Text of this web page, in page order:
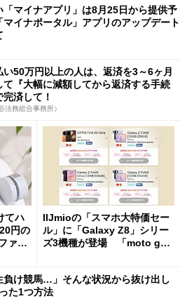
「マイナアプリ」は8月25日から提供予
イナポータル」アプリのアップデート
い50万円以上の人は、返済を3～6ヶ月
て『大幅に減額してから返済する手続
完済して！
法務総合事務所）
てハ
円の
ァ
IIJmioの「スマホ大特価セー
ル」に「Galaxy Z8」シリー
ズ3機種が登場 「moto g37
負け競馬…」そんな状況から抜け出し
た1つ方法